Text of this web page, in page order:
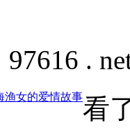
.
渔女的爱情故事看